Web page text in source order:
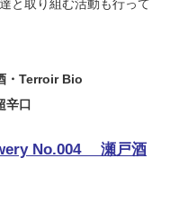
と取り組む活動も行って
・Terroir Bio
辛口
No.004 瀬戸酒